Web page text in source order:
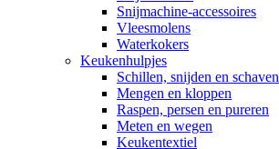
Snijmachine-accessoires
Vleesmolens
Waterkokers
Keukenhulpjes
Schillen, snijden en schaven
Mengen en kloppen
Raspen, persen en pureren
Meten en wegen
Keukentextiel